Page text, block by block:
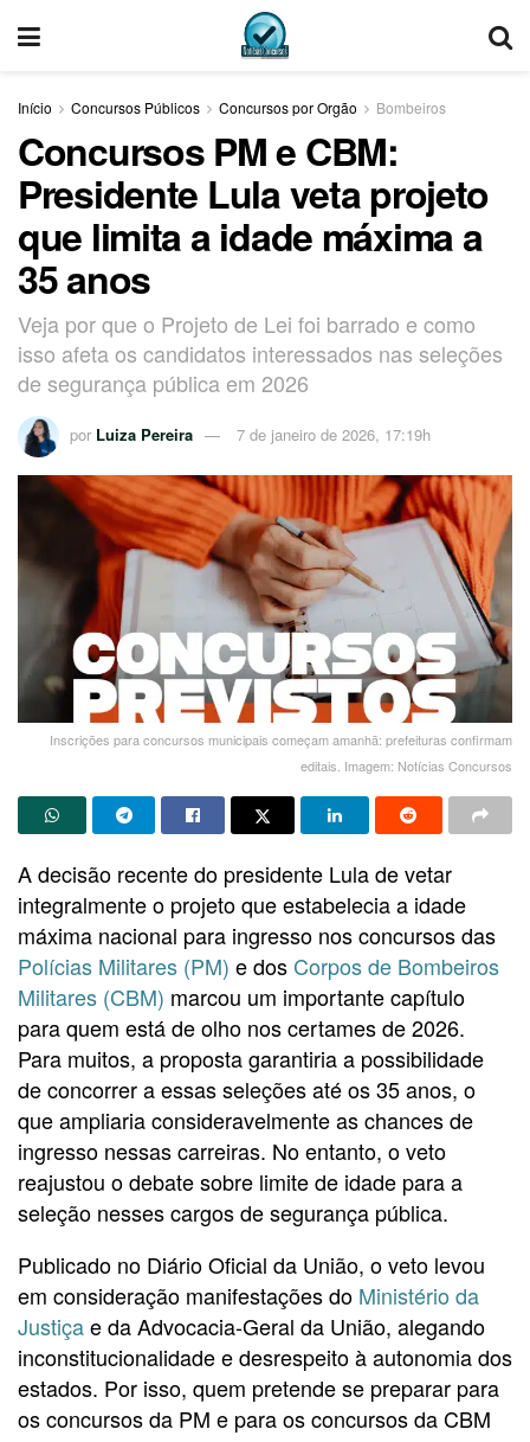
Início Concursos Públicos Concursos por Orgão Bombeiros
Concursos PM e CBM:
Presidente Lula veta projeto
que limita a idade máxima a
35 anos
Veja por que o Projeto de Lei foi barrado e como
isso afeta os candidatos interessados nas seleções
de segurança pública em 2026
por Luiza Pereira 7 de janeiro de 2026, 17:19h
Inscrições para concursos municipais começam amanhã: prefeituras confirmam
editais. Imagem: Notícias Concursos
A decisão recente do presidente Lula de vetar
integralmente o projeto que estabelecia a idade
máxima nacional para ingresso nos concursos das
Polícias Militares (PM) e dos Corpos de Bombeiros
Militares (CBM) marcou um importante capítulo
para quem está de olho nos certames de 2026.
Para muitos, a proposta garantiria a possibilidade
de concorrer a essas seleções até os 35 anos, o
que ampliaria consideravelmente as chances de
ingresso nessas carreiras. No entanto, o veto
reajustou o debate sobre limite de idade para a
seleção nesses cargos de segurança pública.
Publicado no Diário Oficial da União, o veto levou
em consideração manifestações do Ministério da
Justiçae da Advocacia-Geral da União, alegando
inconstitucionalidade e desrespeito à autonomia dos
estados. Por isso, quem pretende se preparar para
os concursos da PM e para os concursos da CBM